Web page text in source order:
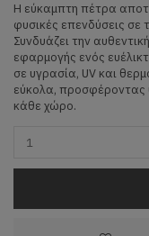
Η εύκαμπτη πέτρα
φυσικές επενδύσεις σε
Συνδυάζει την
εφαρμογής ενός
σε υγρασία, UV και
εύκολα, προσφέροντας
κάθε χώρο.